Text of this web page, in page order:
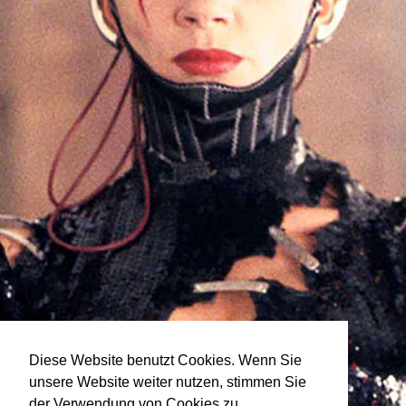
Diese Website benutzt Cookies. Wenn Sie
unsere Website weiter nutzen, stimmen Sie